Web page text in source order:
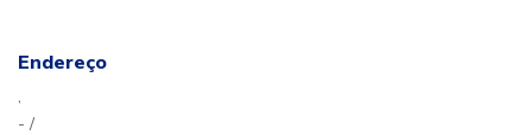
Endereço
,
- /